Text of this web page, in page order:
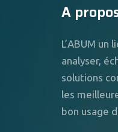
A
L’ABUM un
analyser,
solutions
les
bon usage